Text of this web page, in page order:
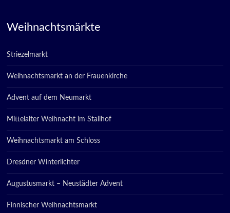
Weihnachtsmärkte
Striezelmarkt
Weihnachtsmarkt an der Frauenkirche
Advent auf dem Neumarkt
Mittelalter Weihnacht im Stallhof
Weihnachtsmarkt am Schloss
Dresdner Winterlichter
Augustusmarkt – Neustädter Advent
Finnischer Weihnachtsmarkt